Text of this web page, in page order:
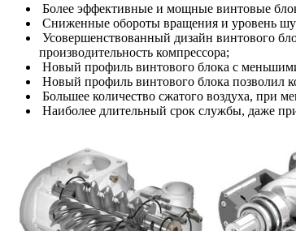
Более эффективные и мощные винтовые
Сниженные обороты вращения и уровень
Усовершенствованный дизайн винтового
производительность компрессора;
Новый профиль винтового блока с
Новый профиль винтового блока позволил
Большее количество сжатого воздуха, при
Наиболее длительный срок службы, даже